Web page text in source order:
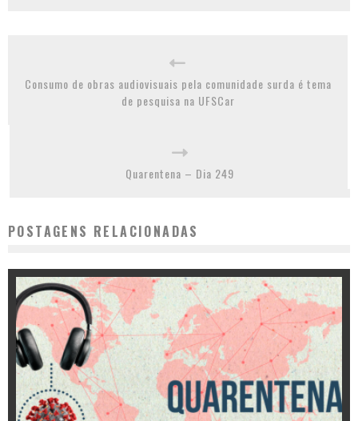
Consumo de obras audiovisuais pela comunidade surda é tema
de pesquisa na UFSCar
Quarentena – Dia 249
POSTAGENS RELACIONADAS